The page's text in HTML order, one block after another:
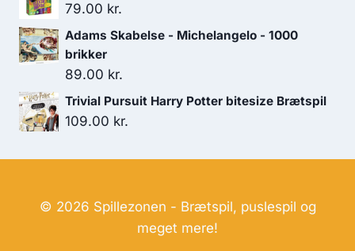
79.00 kr.
Adams Skabelse - Michelangelo - 1000
brikker
89.00 kr.
Trivial Pursuit Harry Potter bitesize Brætspil
109.00 kr.
© 2026 Spillezonen - Brætspil, puslespil og
meget mere!